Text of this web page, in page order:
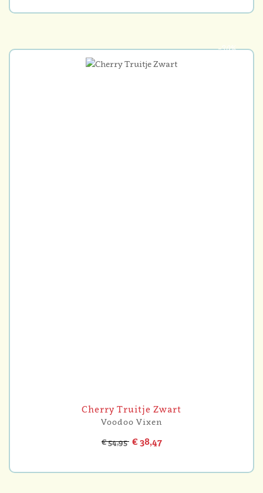
-30%
Cherry Truitje Zwart
Voodoo Vixen
€ 54,95 € 38,47